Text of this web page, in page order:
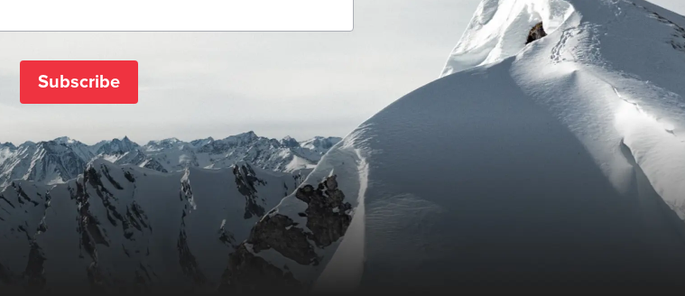
Subscribe